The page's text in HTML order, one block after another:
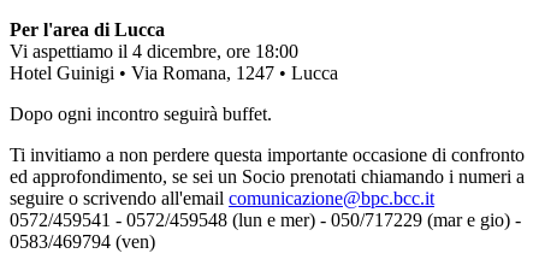
Per l'area di Lucca
Vi aspettiamo il 4 dicembre, ore 18:00
Hotel Guinigi • Via Romana, 1247 • Lucca
Dopo ogni incontro seguirà buffet.
Ti invitiamo a non perdere questa importante occasione di confronto
ed approfondimento, se sei un Socio prenotati chiamando i numeri a
seguire o scrivendo all'email comunicazione@bpc.bcc.it
0572/459541 - 0572/459548 (lun e mer) - 050/717229 (mar e gio) -
0583/469794 (ven)